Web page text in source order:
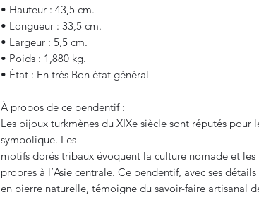
• Hauteur : 43,5 cm.
• Longueur : 33,5 cm.
• Largeur : 5,5 cm.
• Poids : 1,880 kg.
• État : En très Bon état général
À propos de ce pendentif :
Les bijoux turkmènes du XIXe siècle sont réputés pour
symbolique. Les
motifs dorés tribaux évoquent la culture nomade et
propres à l’Asie centrale. Ce pendentif, avec ses
en pierre naturelle, témoigne du savoir-faire artisanal